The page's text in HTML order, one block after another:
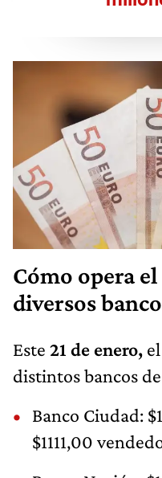
Cómo opera
diversos
Este 21 de enero, el
distintos bancos
Banco Ciudad:
$1111,00